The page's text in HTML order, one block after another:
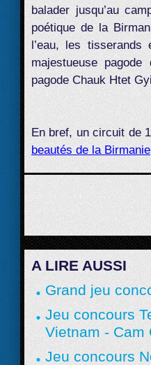
balader jusqu’au
poétique de la
l’eau, les
majestueuse
pagode Chauk Htet
En bref, un circuit de
beautés de la Birmanie
A LIRE AUSSI
Grand jeu
Jeu concours
Vietnam - Cam
Jeu concours